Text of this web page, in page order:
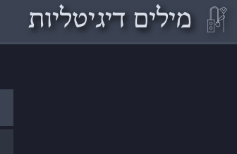
𓏞 מילים דיגיטליות